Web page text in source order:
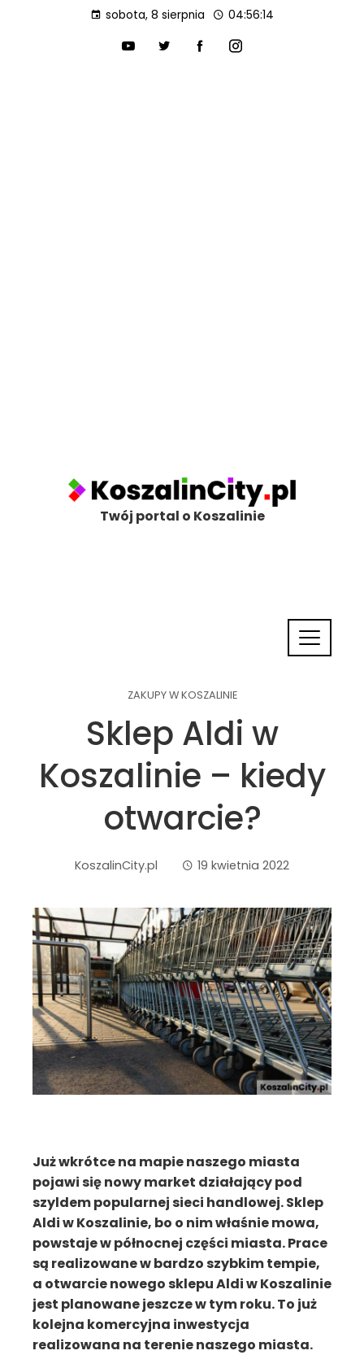
sobota, 8 sierpnia 04:56:15
Twój portal o Koszalinie
ZAKUPY W KOSZALINIE
Sklep Aldi w
Koszalinie – kiedy
otwarcie?
KoszalinCity.pl 19 kwietnia 2022
Już wkrótce na mapie naszego miasta
pojawi się nowy market działający pod
szyldem popularnej sieci handlowej. Sklep
Aldi w Koszalinie, bo o nim właśnie mowa,
powstaje w północnej części miasta. Prace
są realizowane w bardzo szybkim tempie,
a otwarcie nowego sklepu Aldi w Koszalinie
jest planowane jeszcze w tym roku. To już
kolejna komercyjna inwestycja
realizowana na terenie naszego miasta.